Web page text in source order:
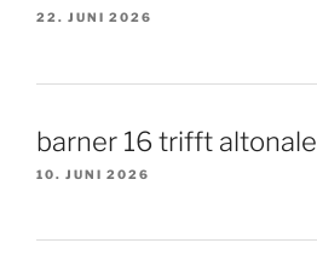
22. JUNI 2026
barner 16 trifft altonale
10. JUNI 2026